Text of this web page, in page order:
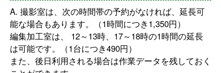
A. 撮影室は、次の時間帯の予約がなければ、延長可
能な場合もあります。（1時間につき1,350円）
編集加工室は、 12～13時、17～18時の1時間の延長
は可能です。（1台につき490円）
また、後日利用される場合は作業データを残しておく